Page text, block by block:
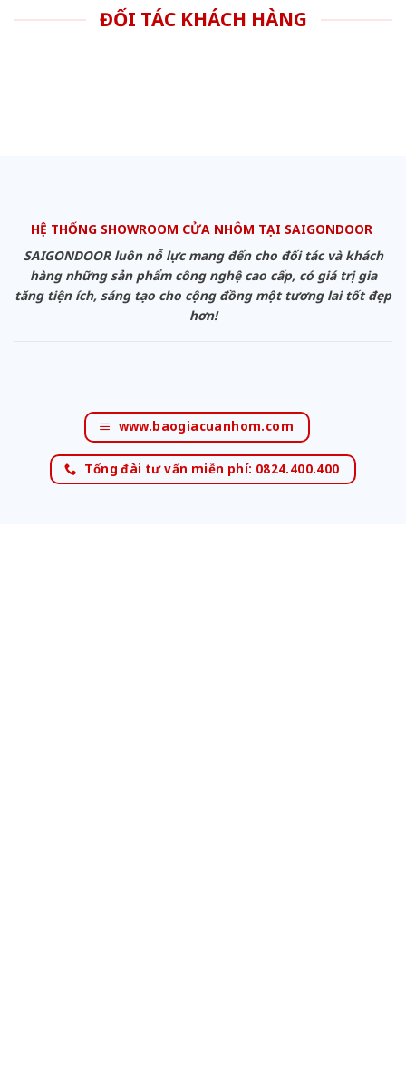
ĐỐI TÁC KHÁCH HÀNG
HỆ THỐNG SHOWROOM CỬA NHÔM TẠI SAIGONDOOR
SAIGONDOOR luôn nỗ lực mang đến cho đối tác và khách
hàng những sản phẩm công nghệ cao cấp, có giá trị gia
tăng tiện ích, sáng tạo cho cộng đồng một tương lai tốt đẹp
hơn!
www.baogiacuanhom.com
Tổng đài tư vấn miễn phí: 0824.400.400